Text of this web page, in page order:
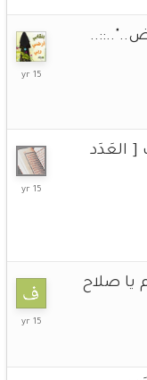
14
[ العَدَد
11
يا صلاح
9